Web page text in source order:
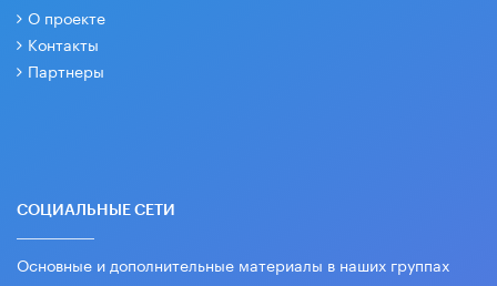
О проекте
Контакты
Партнеры
СОЦИАЛЬНЫЕ СЕТИ
Основные и дополнительные материалы в наших группах